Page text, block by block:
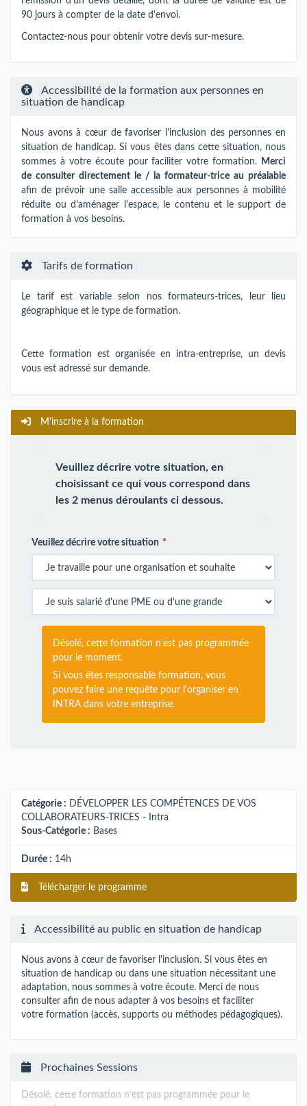
90 jours à compter de la date d'envoi.
Contactez-nous pour obtenir votre devis sur-mesure.
Accessibilité de la formation aux personnes en
situation de handicap
Nous avons à cœur de favoriser l'inclusion des personnes en
situation de handicap. Si vous êtes dans cette situation, nous
sommes à votre écoute pour faciliter votre formation. Merci
de consulter directement le / la formateur-trice au préalable
afin de prévoir une salle accessible aux personnes à mobilité
réduite ou d'aménager l'espace, le contenu et le support de
formation à vos besoins.
Tarifs de formation
Le tarif est variable selon nos formateurs-trices​,​​ leur lieu
géographique et le type de formation.
Cette formation est organisée en intra-entreprise, un devis
vous est adressé sur demande.
M'inscrire à la formation
Veuillez décrire votre situation, en
choisissant ce qui vous correspond dans
les 2 menus déroulants ci dessous.
Veuillez décrire votre situation
Désolé, cette formation n'est pas programmée
pour le moment.
Si vous êtes responsable formation, vous
pouvez faire une requête pour l'organiser en
INTRA dans votre entreprise.
Catégorie :
DÉVELOPPER LES COMPÉTENCES DE VOS
COLLABORATEURS-TRICES - Intra
Sous-Catégorie : Bases
Durée : 14h
Télécharger le programme
Accessibilité au public en situation de handicap
Nous avons à cœur de favoriser l'inclusion. Si vous êtes en
situation de handicap ou dans une situation nécessitant une
adaptation, nous sommes à votre écoute. Merci de nous
consulter afin de nous adapter à vos besoins et faciliter
votre formation (accès, supports ou méthodes pédagogiques).
Prochaines Sessions
Désolé, cette formation n'est pas programmée pour le